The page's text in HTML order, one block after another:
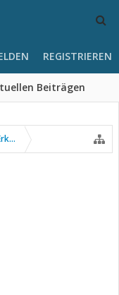
Beiträgen
REGISTRIEREN